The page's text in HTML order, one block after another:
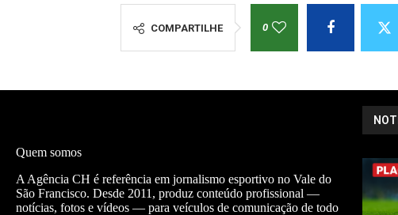
COMPARTILHE 0
Quem somos
A Agência CH é referência em jornalismo esportivo no Vale do
São Francisco. Desde 2011, produz conteúdo profissional —
notícias, fotos e vídeos — para veículos de comunicação de todo